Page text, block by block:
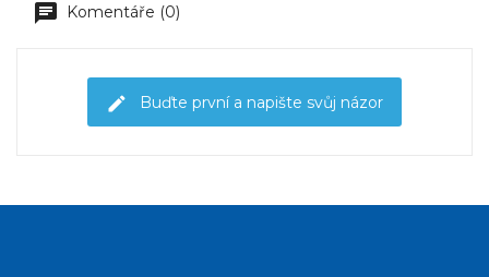
Komentáře (0)
Buďte první a napište svůj názor